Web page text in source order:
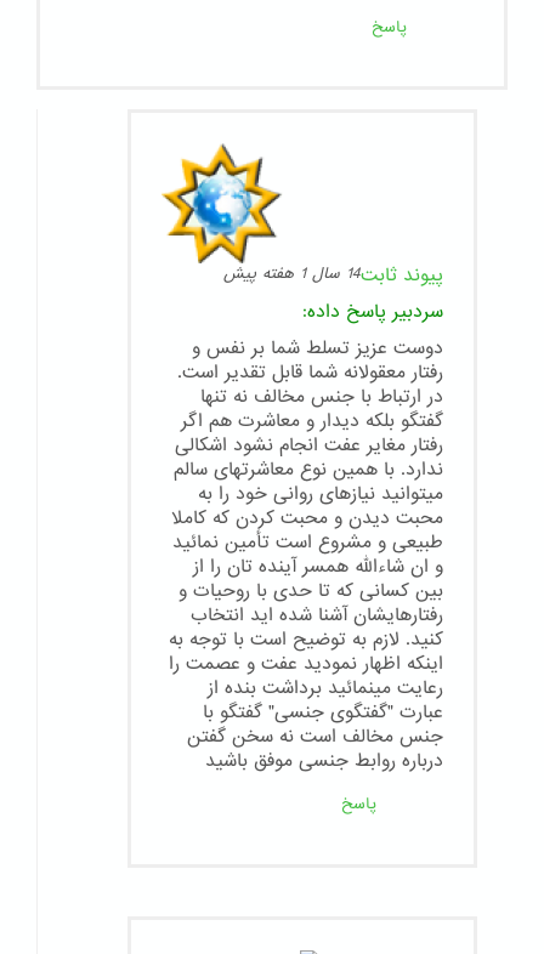
پاسخ
پیوند ثابت14 سال 1 هفته پیش
سردبیر پاسخ داده:
دوست عزیز تسلط شما بر نفس و
رفتار معقولانه شما قابل تقدیر است.
در ارتباط با جنس مخالف نه تنها
گفتگو بلکه دیدار و معاشرت هم اگر
رفتار مغایر عفت انجام نشود اشکالی
ندارد. با همین نوع معاشرتهای سالم
میتوانید نیازهای روانی خود را به
محبت دیدن و محبت کردن که کاملا
طبیعی و مشروع است تأمین نمائید
و ان شاءالله همسر آینده تان را از
بین کسانی که تا حدی با روحیات و
رفتارهایشان آشنا شده اید انتخاب
کنید. لازم به توضیح است با توجه به
اینکه اظهار نمودید عفت و عصمت را
رعایت مینمائید برداشت بنده از
عبارت "گفتگوی جنسی" گفتگو با
جنس مخالف است نه سخن گفتن
درباره روابط جنسی موفق باشید
پاسخ